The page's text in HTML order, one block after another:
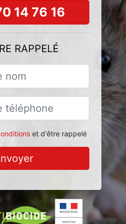
14 76 16
RAPPELÉ
et d'être rappelé